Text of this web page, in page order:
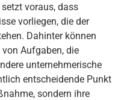
voraus, dass
vorliegen, die der
Dahinter können
Aufgaben, die
unternehmerische
entscheidende Punkt
sondern ihre